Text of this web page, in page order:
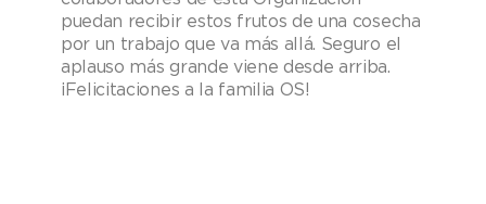
puedan recibir estos frutos de una cosecha
por un trabajo que va más allá. Seguro el
aplauso más grande viene desde arriba.
¡Felicitaciones a la familia OS!​